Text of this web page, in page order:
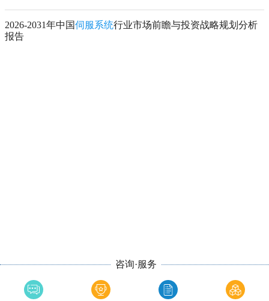
2026-2031年中国伺服系统行业市场前瞻与投资战略规划分析
报告
咨询·服务